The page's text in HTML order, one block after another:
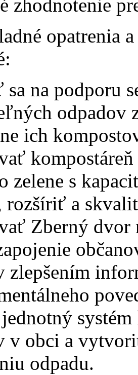
zhodnotenie
opatrenia
sa na podporu
odpadov
ich
zelene s
rozšíriť a
Zberný dvor
zlepšením
v obci a
odpadu.